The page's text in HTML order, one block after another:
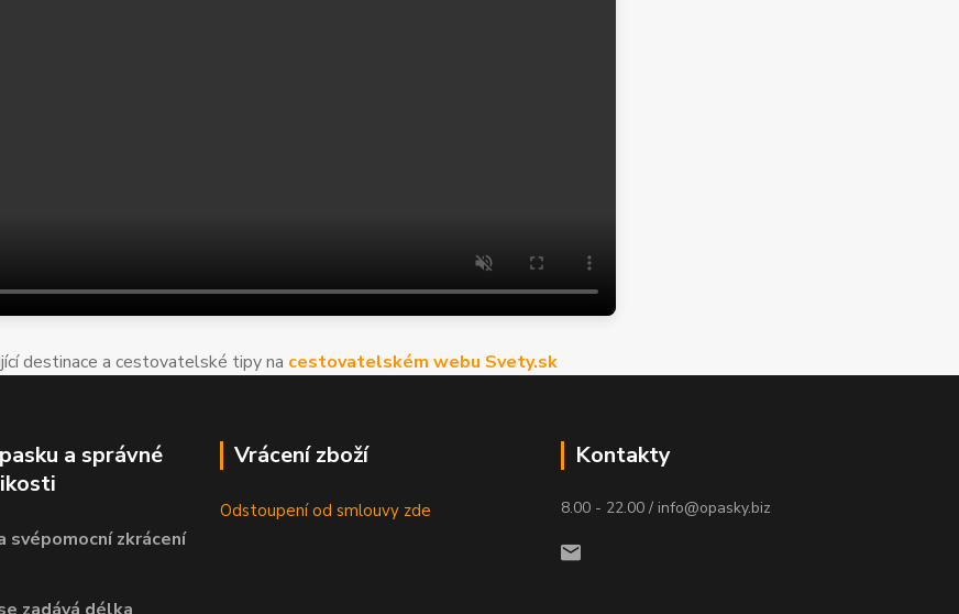
destinace a cestovatelské tipy na cestovatelském webu Svety.sk
a správné
svépomocnízkrácení
Vrácení zboží
Odstoupení od smlouvy zde
Kontakty
8.00 - 22.00 / info@opasky.biz